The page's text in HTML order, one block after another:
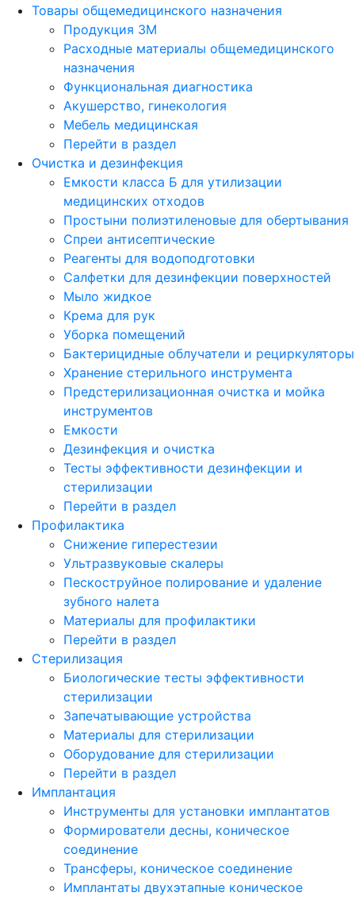
Товары общемедицинского назначения
Продукция 3М
Расходные материалы общемедицинского
назначения
Функциональная диагностика
Акушерство, гинекология
Мебель медицинская
Перейти в раздел
Очистка и дезинфекция
Емкости класса Б для утилизации
медицинских отходов
Простыни полиэтиленовые для обертывания
Спреи антисептические
Реагенты для водоподготовки
Салфетки для дезинфекции поверхностей
Мыло жидкое
Крема для рук
Уборка помещений
Бактерицидные облучатели и рециркуляторы
Хранение стерильного инструмента
Предстерилизационная очистка и мойка
инструментов
Емкости
Дезинфекция и очистка
Тесты эффективности дезинфекции и
стерилизации
Перейти в раздел
Профилактика
Снижение гиперестезии
Ультразвуковые скалеры
Пескоструйное полирование и удаление
зубного налета
Материалы для профилактики
Перейти в раздел
Стерилизация
Биологические тесты эффективности
стерилизации
Запечатывающие устройства
Материалы для стерилизации
Оборудование для стерилизации
Перейти в раздел
Имплантация
Инструменты для установки имплантатов
Формирователи десны, коническое
соединение
Трансферы, коническое соединение
Имплантаты двухэтапные коническое